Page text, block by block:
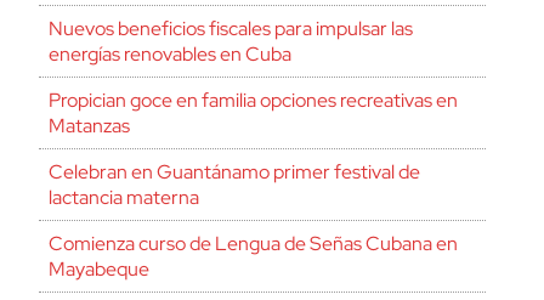
Nuevos beneficios fiscales para impulsar las
energías renovables en Cuba
Propician goce en familia opciones recreativas en
Matanzas
Celebran en Guantánamo primer festival de
lactancia materna
Comienza curso de Lengua de Señas Cubana en
Mayabeque